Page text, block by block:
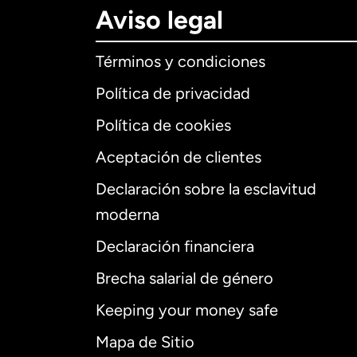
Aviso legal
Términos y condiciones
Política de privacidad
Política de cookies
Aceptación de clientes
Declaración sobre la esclavitud
moderna
Declaración financiera
Brecha salarial de género
Keeping your money safe
Mapa de Sitio
Internacional
Alemania